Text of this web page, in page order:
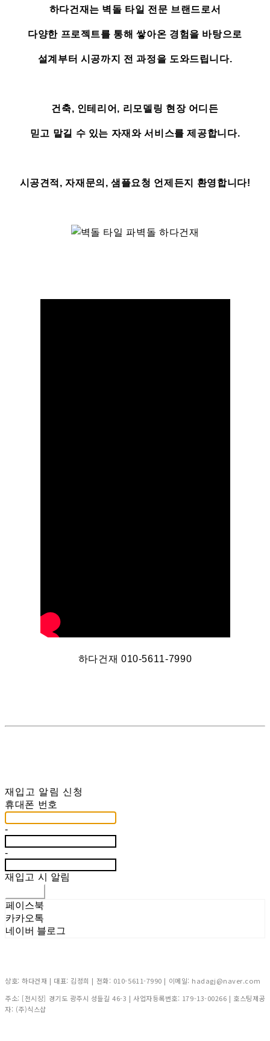
하다건재는 벽돌 타일 전문 브랜드로서
다양한 프로젝트를 통해 쌓아온 경험을 바탕으로
설계부터 시공까지 전 과정을 도와드립니다.
건축, 인테리어, 리모델링 현장 어디든
믿고 맡길 수 있는 자재와 서비스를 제공합니다.
시공견적, 자재문의, 샘플요청 언제든지 환영합니다!
하다건재 010-5611-7990
재입고 알림 신청
휴대폰 번호
-
-
재입고 시 알림
페이스북
카카오톡
네이버 블로그
상호: 하다건재 | 대표: 김정희 | 전화: 010-5611-7990 | 이메일: hadagj@naver.com
주소: [전시장] 경기도 광주시 성들길 46-3 | 사업자등록번호: 179-13-00266 | 호스팅제공
자: (주)식스샵